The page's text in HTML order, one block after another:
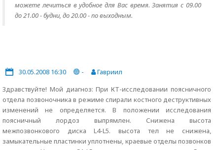
можете лечиться в удобное для Вас время. Занятия с 09.00
до 21.00 - будни, до 20.00 - по выходным.
30.05.2008 16:30 -
Гавриил
Здравствуйте! Мой диагноз: При КТ-исследовании поясничного
отдела позвоночника в режиме спирали костного деструктивных
изменений не определяется. В положении исследования
поясничный лордоз выпрямлен. Снижена высота
межпозвонкового диска L4-L5. высота тел не снижена,
замыкательные пластинки уплотнены, краевые отделы позвонков